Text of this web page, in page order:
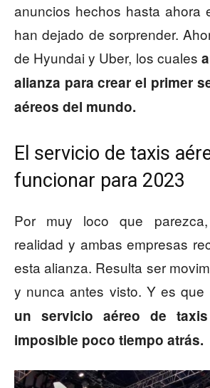
anuncios hechos hasta ahora
han dejado de sorprender.
de Hyundai y Uber, los cuales
alianza para crear el primer
aéreos del mundo.
El servicio de taxis
funcionar para 2023
Por muy loco que
realidad y ambas empresas
esta alianza. Resulta ser
y nunca antes visto. Y es que
un servicio aéreo de
imposible poco tiempo atrás.